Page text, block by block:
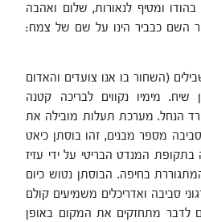
ומטיף לנאורות, שלום ואהבה
השם כבביר הינו על שם של צמח:
(השחור בו אנו צועדים והאדום
שיח. מימיו נקווים לבריכה קטנה
הנחל. מערכת תעלות מובילה את
מספר מבנים, זהו בוסתן כיאט
בתקופת המנדט הבריטי על ידי עזיז
בחיפה. הבוסתן נטוש כיום
סביבה ואדריכלים משמיעים קולם
לדבר מתחזקים את המקום באופן